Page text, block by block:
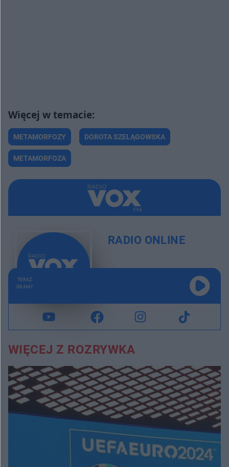
METAMORFOZY DOROTA SZELĄGOWSKA
METAMORFOZA
RADIO ONLINE
TERAZ
GRAMY
WIĘCEJ Z ROZRYWKA